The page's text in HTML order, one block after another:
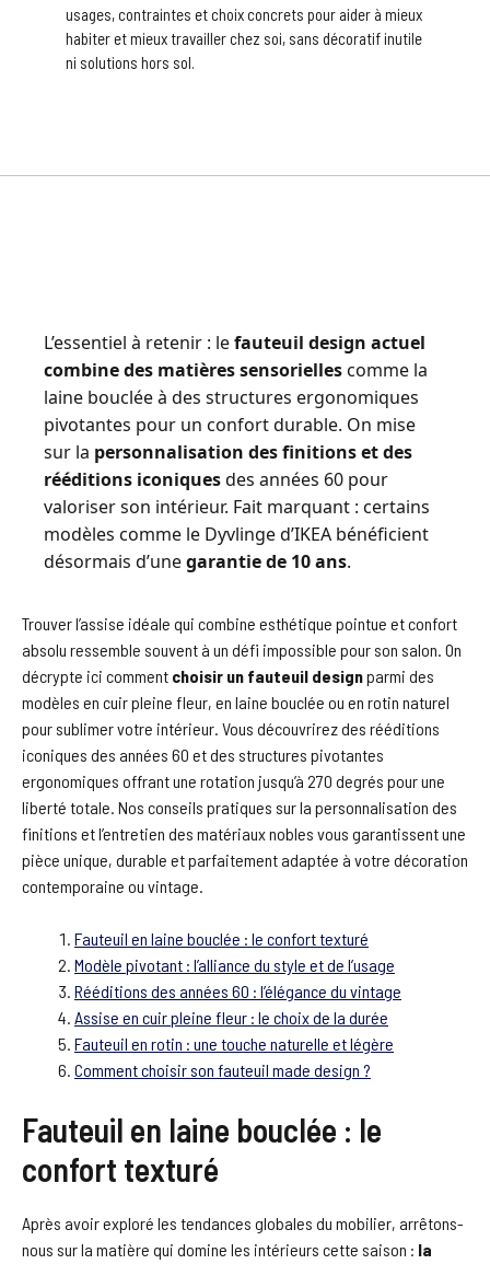
usages, contraintes et choix concrets pour aider à mieux
habiter et mieux travailler chez soi, sans décoratif inutile
ni solutions hors sol.
L’essentiel à retenir : lefauteuil design actuel
combine des matières sensoriellescomme la
laine bouclée à des structures ergonomiques
pivotantes pour un confort durable. On mise
sur la personnalisation des finitions et des
rééditions iconiquesdes années 60 pour
valoriser son intérieur. Fait marquant : certains
modèles comme le Dyvlinge d’IKEA bénéficient
désormais d’unegarantie de 10 ans.
Trouver l’assise idéale qui combine esthétique pointue et confort
absolu ressemble souvent à un défi impossible pour son salon. On
décrypte ici comment choisir un fauteuil designparmi des
modèles en cuir pleine fleur, en laine bouclée ou en rotin naturel
pour sublimer votre intérieur. Vous découvrirez des rééditions
iconiques des années 60 et des structures pivotantes
ergonomiques offrant une rotation jusqu’à 270 degrés pour une
liberté totale. Nos conseils pratiques sur la personnalisation des
finitions et l’entretien des matériaux nobles vous garantissent une
pièce unique, durable et parfaitement adaptée à votre décoration
contemporaine ou vintage.
Fauteuil en laine bouclée : le confort texturé
Modèle pivotant : l’alliance du style et de l’usage
Rééditions des années 60 : l’élégance du vintage
Assise en cuir pleine fleur : le choix de la durée
Fauteuil en rotin : une touche naturelle et légère
Comment choisir son fauteuil made design ?
Fauteuil en laine bouclée : le
confort texturé
Après avoir exploré les tendances globales du mobilier, arrêtons-
nous sur la matière qui domine les intérieurs cette saison : la